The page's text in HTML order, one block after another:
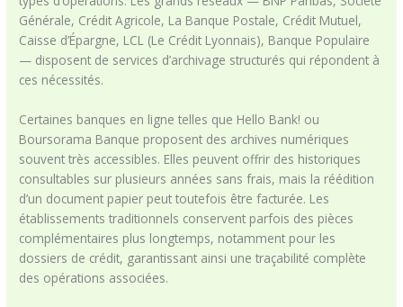
Générale, Crédit Agricole, La Banque Postale, Crédit Mutuel,
Caisse d’Épargne, LCL (Le Crédit Lyonnais), Banque Populaire
— disposent de services d’archivage structurés qui répondent à
ces nécessités.
Certaines banques en ligne telles que Hello Bank! ou
Boursorama Banque proposent des archives numériques
souvent très accessibles. Elles peuvent offrir des historiques
consultables sur plusieurs années sans frais, mais la réédition
d’un document papier peut toutefois être facturée. Les
établissements traditionnels conservent parfois des pièces
complémentaires plus longtemps, notamment pour les
dossiers de crédit, garantissant ainsi une traçabilité complète
des opérations associées.